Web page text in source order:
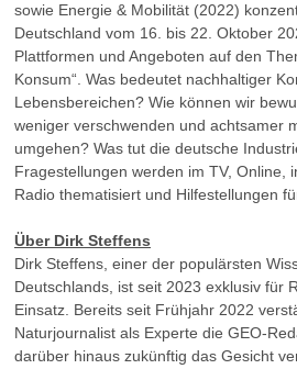
sowie Energie & Mobilität (2022)
Deutschland vom 16. bis 22. Oktober
Plattformen und Angeboten auf den
Konsum“. Was bedeutet nachhaltiger
Lebensbereichen? Wie können wir
weniger verschwenden und achtsamer
umgehen? Was tut die deutsche
Fragestellungen werden im TV, Online,
Radio thematisiert und Hilfestellungen
Über Dirk Steffens
Dirk Steffens, einer der populärsten
Deutschlands, ist seit 2023 exklusiv für
Einsatz. Bereits seit Frühjahr 2022
Naturjournalist als Experte die GEO-
darüber hinaus zukünftig das Gesicht